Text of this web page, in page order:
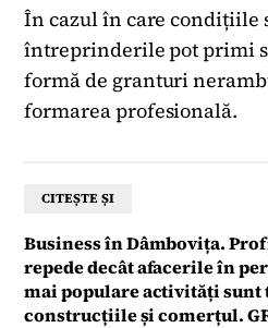
În cazul în care
întreprinderile pot primi
formă de granturi
formarea profesională.
CITEȘTE ȘI
Business în Dâmbovița.
repede decât afacerile în
mai populare activități
construcțiile și comerțul.